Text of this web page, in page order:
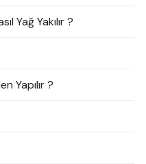
Yağ Yakılır ?
Yapılır ?